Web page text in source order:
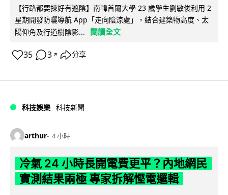
【行路都要揀好有遮陰】南韓首爾大學 23 歲學生劉敏俊利用 2
星期開發防曬導航 App「走向陰涼處」，結合建築物高度、太
陽仰角及行道樹陰影...
閱讀全文
35 3 ↗ 分享
科技娛樂 科技新聞
arthur 4 小時
冷氣 24 小時長開電費更平？內地網民
實測結果兩極 專家拆解慳電邏輯